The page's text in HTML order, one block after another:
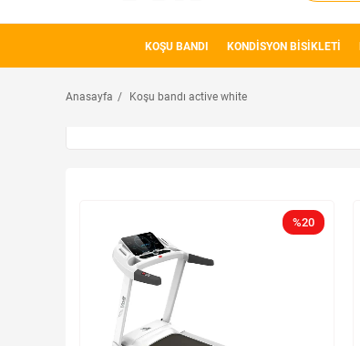
KOŞU BANDI KONDİSYON BİSİKLETİ
Anasayfa Koşu bandı active white
%20